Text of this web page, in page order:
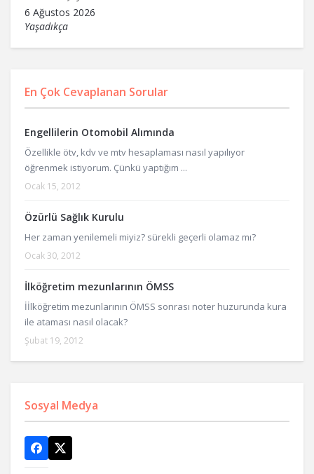
6 Ağustos 2026
Yaşadıkça
En Çok Cevaplanan Sorular
Engellilerin Otomobil Alımında
Özellikle ötv, kdv ve mtv hesaplaması nasıl yapılıyor
öğrenmek istiyorum. Çünkü yaptığım ...
Ocak 15, 2012
Özürlü Sağlık Kurulu
Her zaman yenilemeli miyiz? sürekli geçerli olamaz mı?
Ocak 30, 2012
İlköğretim mezunlarının ÖMSS
İİlköğretim mezunlarının ÖMSS sonrası noter huzurunda kura
ile ataması nasıl olacak?
Şubat 19, 2012
Sosyal Medya